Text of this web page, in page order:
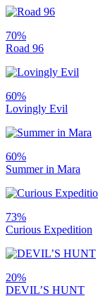
70%
Road 96
60%
Lovingly Evil
60%
Summer in Mara
73%
Curious Expedition
20%
DEVIL’S HUNT